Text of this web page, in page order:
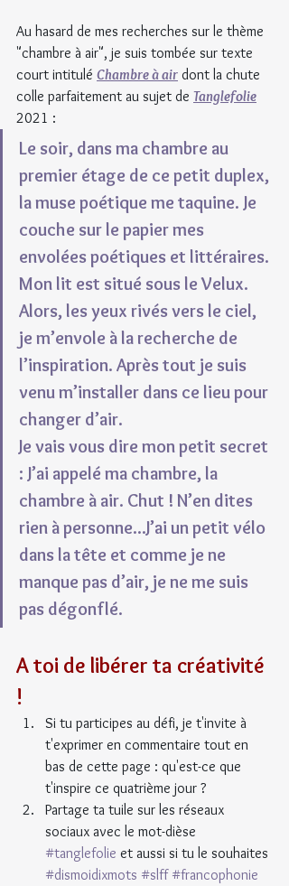
Au hasard de mes recherches sur le thème
"chambre à air", je suis tombée sur texte
court intitulé Chambre à air dont la chute
colle parfaitement au sujet de Tanglefolie
2021 :
Le soir, dans ma chambre au
premier étage de ce petit duplex,
la muse poétique me taquine. Je
couche sur le papier mes
envolées poétiques et littéraires.
Mon lit est situé sous le Velux.
Alors, les yeux rivés vers le ciel,
je m’envole à la recherche de
l’inspiration. Après tout je suis
venu m’installer dans ce lieu pour
changer d’air.
Je vais vous dire mon petit secret
: J’ai appelé ma chambre, la
chambre à air. Chut ! N’en dites
rien à personne...J’ai un petit vélo
dans la tête et comme je ne
manque pas d’air, je ne me suis
pas dégonflé.
A toi de libérer ta créativité
!
Si tu participes au défi, je t'invite à
t'exprimer en commentaire tout en
bas de cette page : qu'est-ce que
t'inspire ce quatrième jour ?
Partage ta tuile sur les réseaux
sociaux avec le mot-dièse
#tanglefolie et aussi si tu le souhaites
#dismoidixmots #slff #francophonie